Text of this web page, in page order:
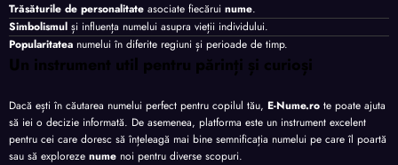
Trăsăturile de personalitate asociate fiecărui nume.
Simbolismul și influența numelui asupra vieții individului.
Popularitatea numelui în diferite regiuni și perioade de timp.
Un instrument util pentru părinți și curioși
Dacă ești în căutarea numelui perfect pentru copilul tău, E-Nume.ro te poate ajuta
să iei o decizie informată. De asemenea, platforma este un instrument excelent
pentru cei care doresc să înțeleagă mai bine semnificația numelui pe care îl poartă
sau să exploreze nume noi pentru diverse scopuri.